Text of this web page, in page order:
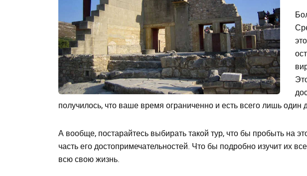
получилось, что ваше время ограниченно и есть всего лишь
А вообще, постарайтесь выбирать такой тур, что бы пробыть на
часть его достопримечательностей. Что бы подробно изучит их
всю свою жизнь.